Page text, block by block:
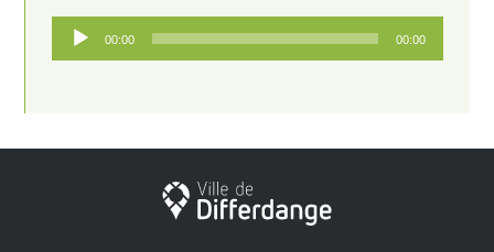
Audio-
Player
00:00 00:00
Stadt Differdingen